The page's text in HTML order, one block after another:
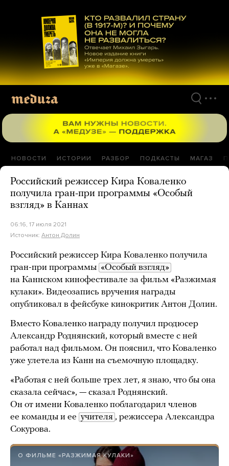
материалам
НОВОСТИ ИСТОРИИ РАЗБОР ПОДКАСТЫ МАГАЗ
Российский режиссер Кира Коваленко
получила гран-при программы «Особый
взгляд» в Каннах
06:16, 17 июля 2021
Источник: Антон Долин
Российский режиссер Кира Коваленко получила
гран-при программы «Особый взгляд»
на Каннском кинофестивале за фильм «Разжимая
кулаки». Видеозапись вручения награды
опубликовал в фейсбуке кинокритик Антон Долин.
Вместо Коваленко награду получил продюсер
Александр Роднянский, который вместе с ней
работал над фильмом. Он пояснил, что Коваленко
уже улетела из Канн на съемочную площадку.
«Работая с ней больше трех лет, я знаю, что бы она
сказала сейчас», — сказал Роднянский.
Он от имени Коваленко поблагодарил членов
ее команды и ее учителя , режиссера Александра
Сокурова.
О ФИЛЬМЕ «РАЗЖИМАЯ КУЛАКИ»